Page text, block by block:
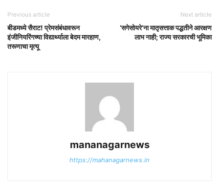
Previous article
बीडमध्ये सैराट! प्रेमसंबंधावरून
इंजीनियरिंगच्या विद्यार्थ्याला बेदम मारहाण,
तरूणाचा मृत्यू
Next article
‘सगेसोयरे’ना मातृसत्ताक पद्धतीने आरक्षण
लाभ नाही; राज्य सरकारची भूमिका
mananagarnews
https://mahanagarnews.in